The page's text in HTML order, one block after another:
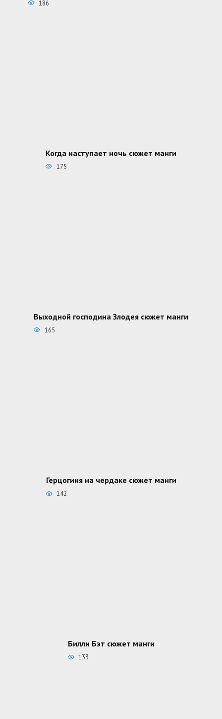
186
Когда наступает ночь сюжет манги
175
Выходной господина Злодея сюжет манги
165
Герцогиня на чердаке сюжет манги
142
Билли Бэт сюжет манги
133